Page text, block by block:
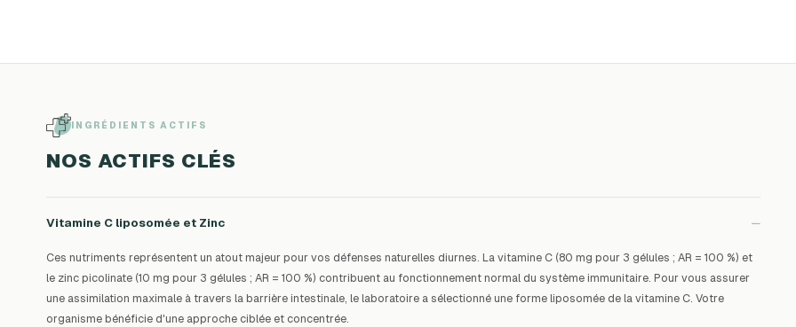
INGRÉDIENTS ACTIFS
NOS ACTIFS CLÉS
Vitamine C liposomée et Zinc −
Ces nutriments représentent un atout majeur pour vos défenses naturelles diurnes. La vitamine C (80 mg pour 3 gélules ; AR = 100 %) et
le zinc picolinate (10 mg pour 3 gélules ; AR = 100 %) contribuent au fonctionnement normal du système immunitaire. Pour vous assurer
une assimilation maximale à travers la barrière intestinale, le laboratoire a sélectionné une forme liposomée de la vitamine C. Votre
organisme bénéficie d'une approche ciblée et concentrée.